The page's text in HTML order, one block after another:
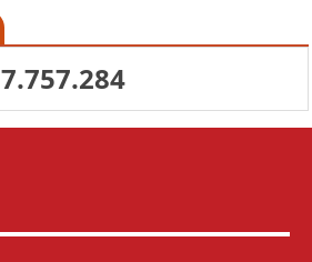
7.757.284